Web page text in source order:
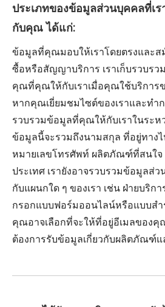
ประเภทของข้อมูลส่วนบุคคลที่เร
กับคุณ ได้แก่:
ข้อมูลที่คุณมอบให้เราโดยตรงและส
ซื้อหรือสัญญาบริการ เราเก็บรวบร
คุณที่คุณให้กับเราเมื่อคุณใช้บริการข
หากคุณเยี่ยมชมไซต์ของเราและทำก
รวบรวมข้อมูลที่คุณให้กับเราในระ
ข้อมูลนี้จะรวมถึงนามสกุล ที่อยู่ทาง
หมายเลขโทรศัพท์ ผลิตภัณฑ์ที่สนใ
ประเทศ เรายังอาจรวบรวมข้อมูลส่
กับแผนกใด ๆ ของเรา เช่น ฝ่ายบริ
กรอกแบบฟอร์มออนไลน์หรือแบบสำ
คุณอาจเลือกที่จะให้ที่อยู่อีเมลของ
ต้องการรับข้อมูลเกี่ยวกับผลิตภัณฑ์แ